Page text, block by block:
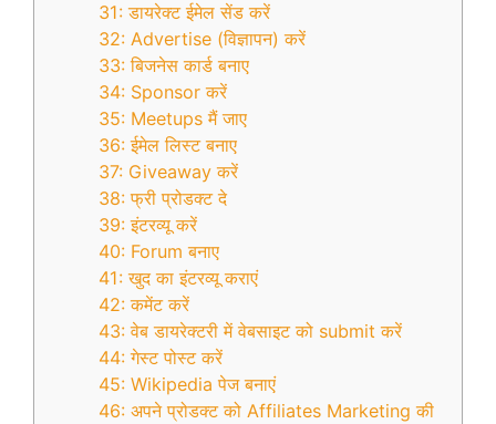
31: डायरेक्ट ईमेल सेंड करें
32: Advertise (विज्ञापन) करें
33: बिजनेस कार्ड बनाए
34: Sponsor करें
35: Meetups मैं जाए
36: ईमेल लिस्ट बनाए
37: Giveaway करें
38: फ्री प्रोडक्ट दे
39: इंटरव्यू करें
40: Forum बनाए
41: खुद का इंटरव्यू कराएं
42: कमेंट करें
43: वेब डायरेक्टरी में वेबसाइट को submit करें
44: गेस्ट पोस्ट करें
45: Wikipedia पेज बनाएं
46: अपने प्रोडक्ट को Affiliates Marketing की